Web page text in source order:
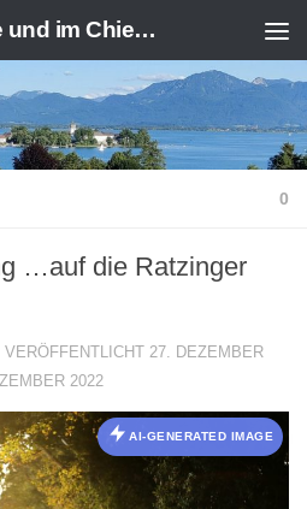
Urlaub am Chiemsee und im Chiemgau
0
…auf die Ratzinger
VERÖFFENTLICHT 27. DEZEMBER
2022
AI-GENERATED IMAGE